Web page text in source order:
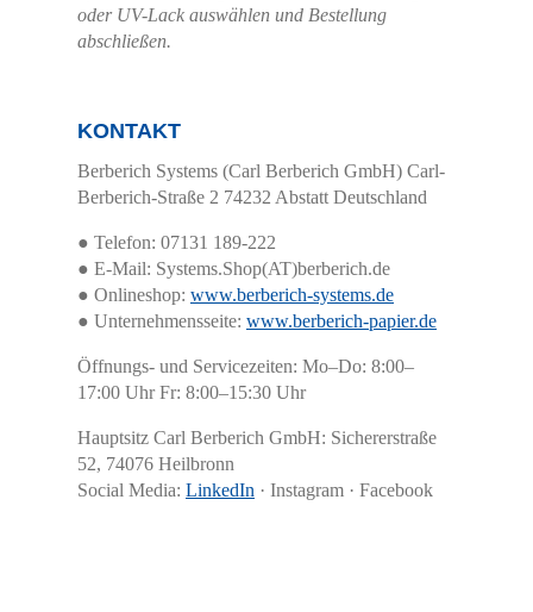
oder UV-Lack auswählen und Bestellung
abschließen.
KONTAKT
Berberich Systems (Carl Berberich GmbH) Carl-
Berberich-Straße 2 74232 Abstatt Deutschland
● Telefon: 07131 189-222
● E-Mail: Systems.Shop(AT)berberich.de
● Onlineshop: www.berberich-systems.de
● Unternehmensseite: www.berberich-papier.de
Öffnungs- und Servicezeiten: Mo–Do: 8:00–
17:00 Uhr Fr: 8:00–15:30 Uhr
Hauptsitz Carl Berberich GmbH: Sichererstraße
52, 74076 Heilbronn
Social Media: LinkedIn · Instagram · Facebook